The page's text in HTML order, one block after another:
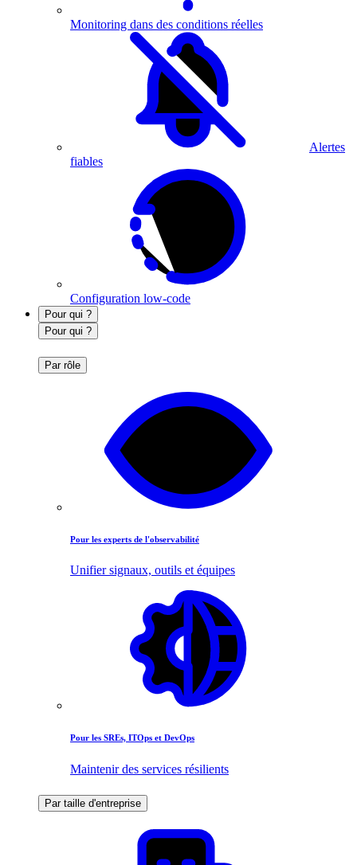
Monitoring dans des conditions réelles
Alertes
fiables
Configuration low-code
Pour qui ?
Pour qui ?
Par rôle
Pour les experts de l'observabilité
Unifier signaux, outils et équipes
Pour les SREs, ITOps et DevOps
Maintenir des services résilients
Par taille d'entreprise